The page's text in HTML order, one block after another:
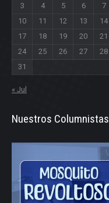
3
4 5 6 7
10
11 12 13 14
17
18 19 20 21
24
25 26 27 28
31
« Jul
Nuestros Columnistas